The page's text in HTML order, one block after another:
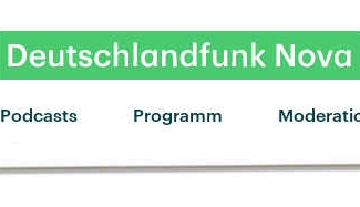
Podcasts Programm